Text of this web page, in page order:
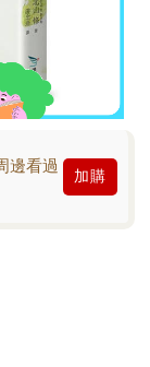
邊看過
加購